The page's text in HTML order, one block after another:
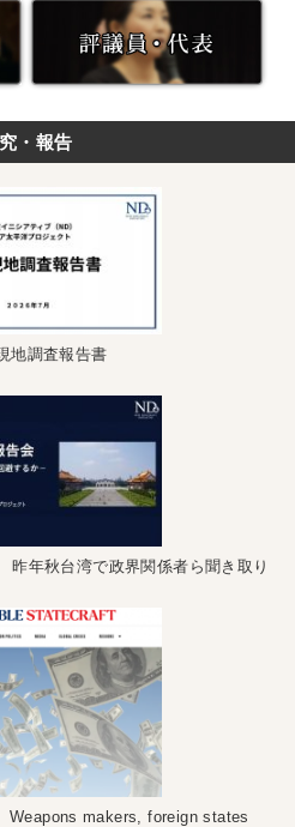
・報告
地調査報告書
年秋台湾で政界関係者ら聞き取り
makers, foreign states